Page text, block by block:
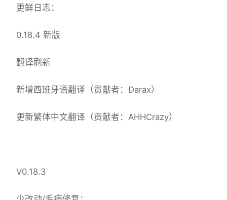
更鲜日志：
0.18.4 新版
翻译刷新
新增西班牙语翻译（贡献者：Darax）
更新繁体中文翻译（贡献者：AHHCrazy）
V0.18.3